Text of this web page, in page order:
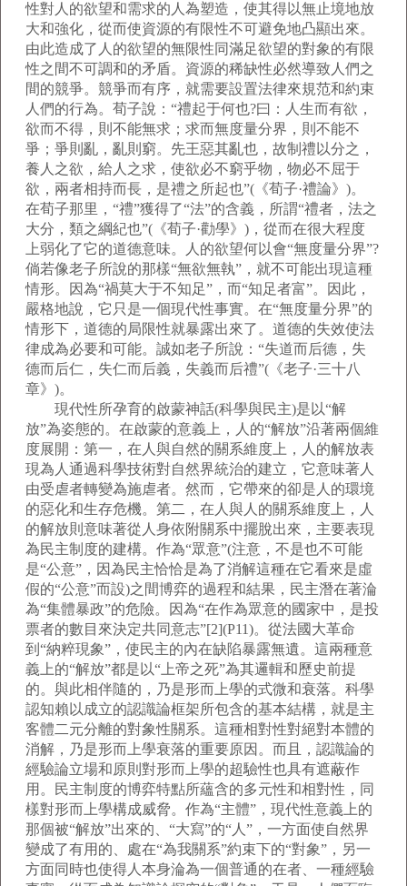
性對人的欲望和需求的人為塑造，使其得以無止境地放
大和強化，從而使資源的有限性不可避免地凸顯出來。
由此造成了人的欲望的無限性同滿足欲望的對象的有限
性之間不可調和的矛盾。資源的稀缺性必然導致人們之
間的競爭。競爭而有序，就需要設置法律來規范和約束
人們的行為。荀子說：“禮起于何也?曰：人生而有欲，
欲而不得，則不能無求；求而無度量分界，則不能不
爭；爭則亂，亂則窮。先王惡其亂也，故制禮以分之，
養人之欲，給人之求，使欲必不窮乎物，物必不屈于
欲，兩者相持而長，是禮之所起也”(《荀子·禮論》)。
在荀子那里，“禮”獲得了“法”的含義，所謂“禮者，法之
大分，類之綱紀也”(《荀子·勸學》)，從而在很大程度
上弱化了它的道德意味。人的欲望何以會“無度量分界”?
倘若像老子所說的那樣“無欲無執”，就不可能出現這種
情形。因為“禍莫大于不知足”，而“知足者富”。因此，
嚴格地說，它只是一個現代性事實。在“無度量分界”的
情形下，道德的局限性就暴露出來了。道德的失效使法
律成為必要和可能。誠如老子所說：“失道而后德，失
德而后仁，失仁而后義，失義而后禮”(《老子·三十八
章》)。
現代性所孕育的啟蒙神話(科學與民主)是以“解
放”為姿態的。在啟蒙的意義上，人的“解放”沿著兩個維
度展開：第一，在人與自然的關系維度上，人的解放表
現為人通過科學技術對自然界統治的建立，它意味著人
由受虐者轉變為施虐者。然而，它帶來的卻是人的環境
的惡化和生存危機。第二，在人與人的關系維度上，人
的解放則意味著從人身依附關系中擺脫出來，主要表現
為民主制度的建構。作為“眾意”(注意，不是也不可能
是“公意”，因為民主恰恰是為了消解這種在它看來是虛
假的“公意”而設)之間博弈的過程和結果，民主潛在著淪
為“集體暴政”的危險。因為“在作為眾意的國家中，是投
票者的數目來決定共同意志”[2](P11)。從法國大革命
到“納粹現象”，使民主的內在缺陷暴露無遺。這兩種意
義上的“解放”都是以“上帝之死”為其邏輯和歷史前提
的。與此相伴隨的，乃是形而上學的式微和衰落。科學
認知賴以成立的認識論框架所包含的基本結構，就是主
客體二元分離的對象性關系。這種相對性對絕對本體的
消解，乃是形而上學衰落的重要原因。而且，認識論的
經驗論立場和原則對形而上學的超驗性也具有遮蔽作
用。民主制度的博弈特點所蘊含的多元性和相對性，同
樣對形而上學構成威脅。作為“主體”，現代性意義上的
那個被“解放”出來的、“大寫”的“人”，一方面使自然界
變成了有用的、處在“為我關系”約束下的“對象”，另一
方面同時也使得人本身淪為一個普通的在者、一種經驗